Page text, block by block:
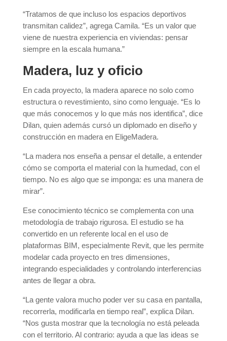
“Tratamos de que incluso los espacios deportivos
transmitan calidez”, agrega Camila. “Es un valor que
viene de nuestra experiencia en viviendas: pensar
siempre en la escala humana.”
Madera, luz y oficio
En cada proyecto, la madera aparece no solo como
estructura o revestimiento, sino como lenguaje. “Es lo
que más conocemos y lo que más nos identifica”, dice
Dilan, quien además cursó un diplomado en diseño y
construcción en madera en EligeMadera.
“La madera nos enseña a pensar el detalle, a entender
cómo se comporta el material con la humedad, con el
tiempo. No es algo que se imponga: es una manera de
mirar”.
Ese conocimiento técnico se complementa con una
metodología de trabajo rigurosa. El estudio se ha
convertido en un referente local en el uso de
plataformas BIM, especialmente Revit, que les permite
modelar cada proyecto en tres dimensiones,
integrando especialidades y controlando interferencias
antes de llegar a obra.
“La gente valora mucho poder ver su casa en pantalla,
recorrerla, modificarla en tiempo real”, explica Dilan.
“Nos gusta mostrar que la tecnología no está peleada
con el territorio. Al contrario: ayuda a que las ideas se